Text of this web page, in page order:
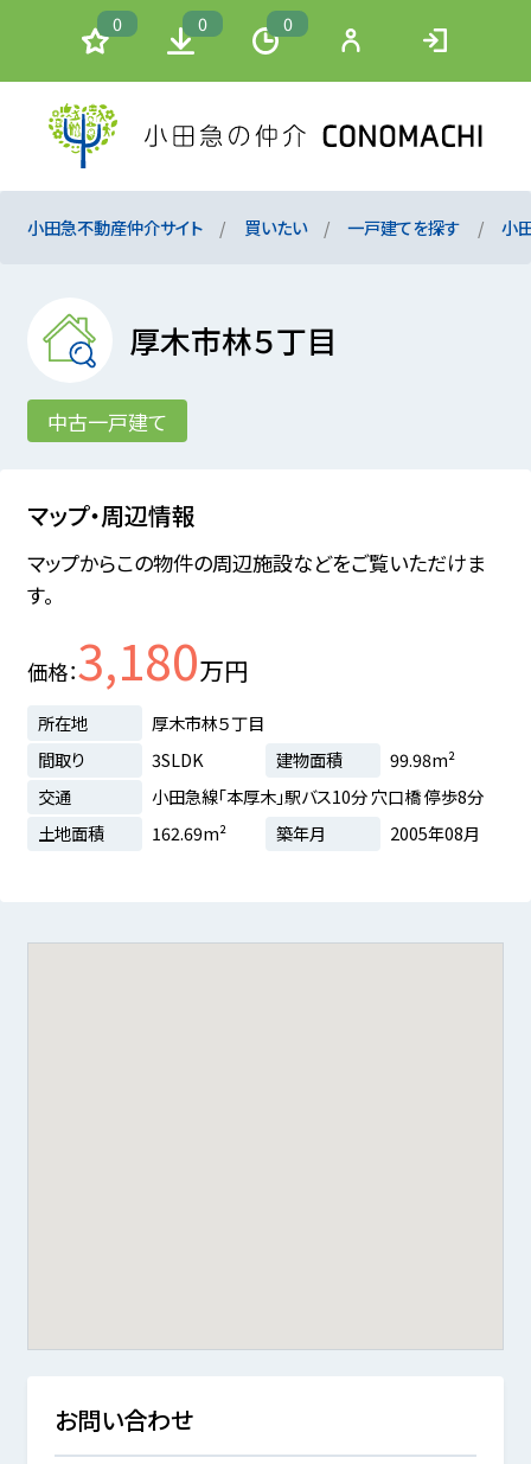
0 0 0
小田急不動産仲介サイト 買いたい 一戸建てを探す 小
厚木市林５丁目
中古一戸建て
マップ・周辺情報
マップからこの物件の周辺施設などをご覧いただけま
す。
価格 3,180万円
所在地
厚木市林５丁目
間取り
3SLDK 建物面積
99.98m²
交通
小田急線「本厚木」駅バス10分 穴口橋 停歩8分
土地面積
162.69m² 築年月 2005年08月
お問い合わせ